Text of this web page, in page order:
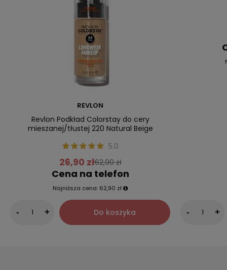
REVLON
Revlon Podkład Colorstay do cery
mieszanej/tłustej 220 Natural Beige
5.0
26,90 zł62,90 zł
Cena na telefon
Najniższa cena: 62,90 zł
- + Do koszyka - +